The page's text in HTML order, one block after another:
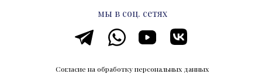
Согласие на обработку персональных данных
мы в соц. сетях